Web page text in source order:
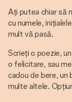
Ați putea chiar să
cu numele,
mult vă pasă.
Scrieți o poezie,
o felicitare, sau
cadou de bere, un
multe altele.